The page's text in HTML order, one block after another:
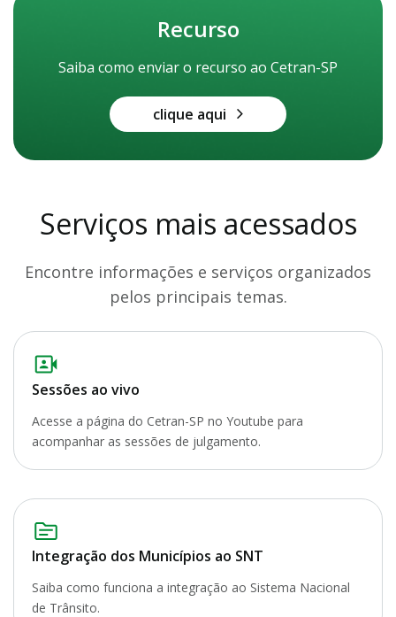
Recurso
Saiba como enviar o recurso ao Cetran-SP
clique aqui
Serviços mais acessados
Encontre informações e serviços organizados
pelos principais temas.
Sessões ao vivo
Acesse a página do Cetran-SP no Youtube para
acompanhar as sessões de julgamento.
Integração dos Municípios ao SNT
Saiba como funciona a integração ao Sistema Nacional
de Trânsito.